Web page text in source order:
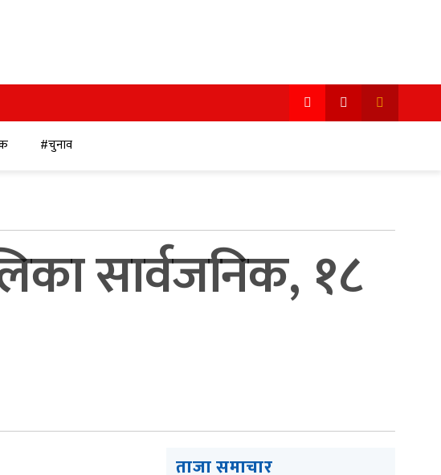
#चुनाव
सार्वजनिक, १८
ताजा समाचार